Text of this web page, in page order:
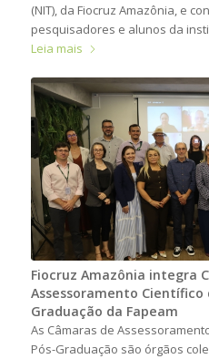
(NIT), da Fiocruz Amazônia, e
pesquisadores e alunos da
Leia mais
Fiocruz Amazônia integra
Assessoramento Científico
Graduação da Fapeam
As Câmaras de
Pós-Graduação são órgãos